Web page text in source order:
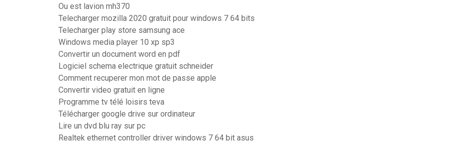
Ou est lavion mh370
Telecharger mozilla 2020 gratuit pour windows 7 64 bits
Telecharger play store samsung ace
Windows media player 10 xp sp3
Convertir un document word en pdf
Logiciel schema electrique gratuit schneider
Comment recuperer mon mot de passe apple
Convertir video gratuit en ligne
Programme tv télé loisirs teva
Télécharger google drive sur ordinateur
Lire un dvd blu ray sur pc
Realtek ethernet controller driver windows 7 64 bit asus